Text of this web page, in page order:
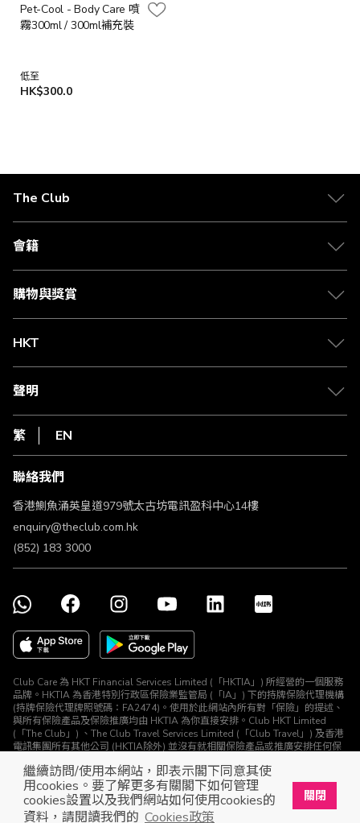
繼續訪問/使用本網站，即表示閣下同意其使
用cookies。要了解更多有關閣下如何管理
cookies設置以及我們網站如何使用cookies的
資料，請閱讀我們的 Cookies政策
關閉
Pet-Cool - Body Care 噴
霧300ml / 300ml補充裝
低至
HK$300.0
The Club
關於 The Club
合作夥伴
媒體中心
會籍
會籍及專屬禮遇
賺取積分
購物與獎賞
物流與配送
Club Shopping 商品領取站
常見問題
HKT
csl.
1010
HKT
聲明
私隱聲明
使用條款
條款及細則
不歧視及不騷擾聲明
認可牌照及通告
繁 EN
聯絡我們
香港鰂魚涌英皇道979號太古坊電訊盈科中心14樓
enquiry@theclub.com.hk
(852) 183 3000
Club Care 為 HKT Financial Services Limited (「HKTIA」) 所經營的一個服務
品牌。HKTIA 為香港特別行政區保險業監管局 (「IA」) 下的持牌保險代理機構
(持牌保險代理牌照號碼：FA2474)。使用於此網站內所有對「保險」的提述、
與所有保險產品及保險推廣均由 HKTIA 為你直接安排。Club HKT Limited
(「The Club」) 、The Club Travel Services Limited (「Club Travel」) 及香港
電訊集團所有其他公司 (HKTIA除外) 並沒有就相關保險產品或推廣安排任何保
© The Club 2026. 保留所有權利
立即下載The Club手機app
展開屬於你的獎賞之旅
開啟